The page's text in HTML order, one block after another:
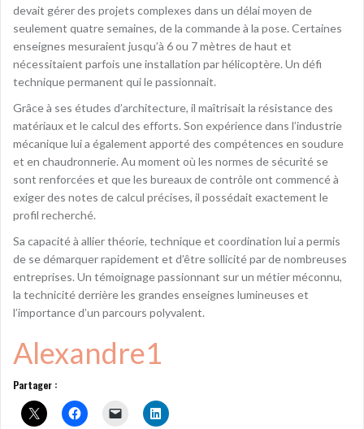
devait gérer des projets complexes dans un délai moyen de
seulement quatre semaines, de la commande à la pose. Certaines
enseignes mesuraient jusqu’à 6 ou 7 mètres de haut et
nécessitaient parfois une installation par hélicoptère. Un défi
technique permanent qui le passionnait.
Grâce à ses études d’architecture, il maîtrisait la résistance des
matériaux et le calcul des efforts. Son expérience dans l’industrie
mécanique lui a également apporté des compétences en soudure
et en chaudronnerie. Au moment où les normes de sécurité se
sont renforcées et que les bureaux de contrôle ont commencé à
exiger des notes de calcul précises, il possédait exactement le
profil recherché.
Sa capacité à allier théorie, technique et coordination lui a permis
de se démarquer rapidement et d’être sollicité par de nombreuses
entreprises. Un témoignage passionnant sur un métier méconnu,
la technicité derrière les grandes enseignes lumineuses et
l’importance d’un parcours polyvalent.
Alexandre1
Partager :